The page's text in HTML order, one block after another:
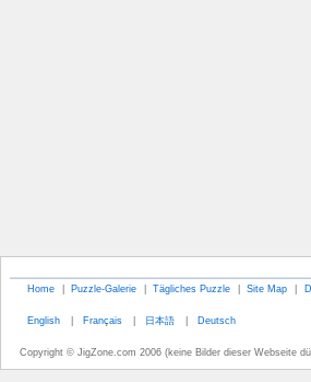
Home | Puzzle-Galerie | Tägliches Puzzle | Site Map |
English | Français | 日本語 | Deutsch
Copyright © JigZone.com 2006 (keine Bilder dieser Webseite